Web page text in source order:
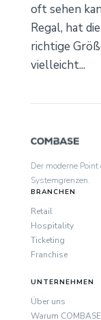
oft sehen
Regal, hat
richtige
vielleicht...
Der moderne
Systemgrenzen.
BRANCHEN
Retail
Hospitality
Ticketing
Franchise
UNTERNEHMEN
Über uns
Warum COMBASE